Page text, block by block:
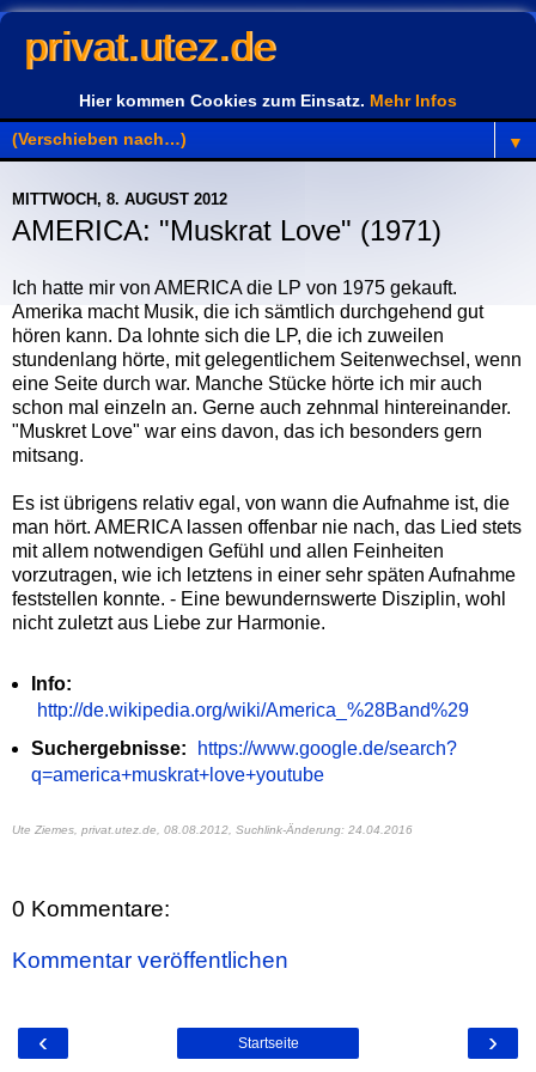
privat.utez.de
Hier kommen Cookies zum Einsatz. Mehr Infos
▼
MITTWOCH, 8. AUGUST 2012
AMERICA: "Muskrat Love" (1971)
Ich hatte mir von AMERICA die LP von 1975 gekauft.
Amerika macht Musik, die ich sämtlich durchgehend gut
hören kann. Da lohnte sich die LP, die ich zuweilen
stundenlang hörte, mit gelegentlichem Seitenwechsel, wenn
eine Seite durch war. Manche Stücke hörte ich mir auch
schon mal einzeln an. Gerne auch zehnmal hintereinander.
"Muskret Love" war eins davon, das ich besonders gern
mitsang.
Es ist übrigens relativ egal, von wann die Aufnahme ist, die
man hört. AMERICA lassen offenbar nie nach, das Lied stets
mit allem notwendigen Gefühl und allen Feinheiten
vorzutragen, wie ich letztens in einer sehr späten Aufnahme
feststellen konnte. - Eine bewundernswerte Disziplin, wohl
nicht zuletzt aus Liebe zur Harmonie.
Info:
http://de.wikipedia.org/wiki/America_%28Band%29
Suchergebnisse:
https://www.google.de/search?
q=america+muskrat+love+youtube
Ute Ziemes, privat.utez.de, 08.08.2012, Suchlink-Änderung: 24.04.2016
0 Kommentare:
Kommentar veröffentlichen
‹ ›
Startseite